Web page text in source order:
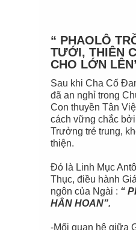
“ PHAOLÔ
TƯỚI, THIÊN
CHO LỚN
Sau khi Cha Cố
đã an nghỉ trong
Con thuyền Tân
cách vững chắc
Trưởng trẻ trung,
thiện.
Đó là Linh Mục
Thục, điều hành
ngôn của Ngài : “
HÂN HOAN”.
-Mối quan hệ giữa